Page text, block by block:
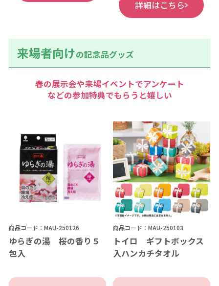
詳細はこちら
来場者向けの記念品グッズ
春の展示会や来場イベントでアンケート
などの参加特典でもらうと嬉しい
商品コード：MAU-250126
ゆらぎの湯 桜の香り５
包入
商品コード：MAU-250103
トイロ ギフトボックス
入ハンカチタオル